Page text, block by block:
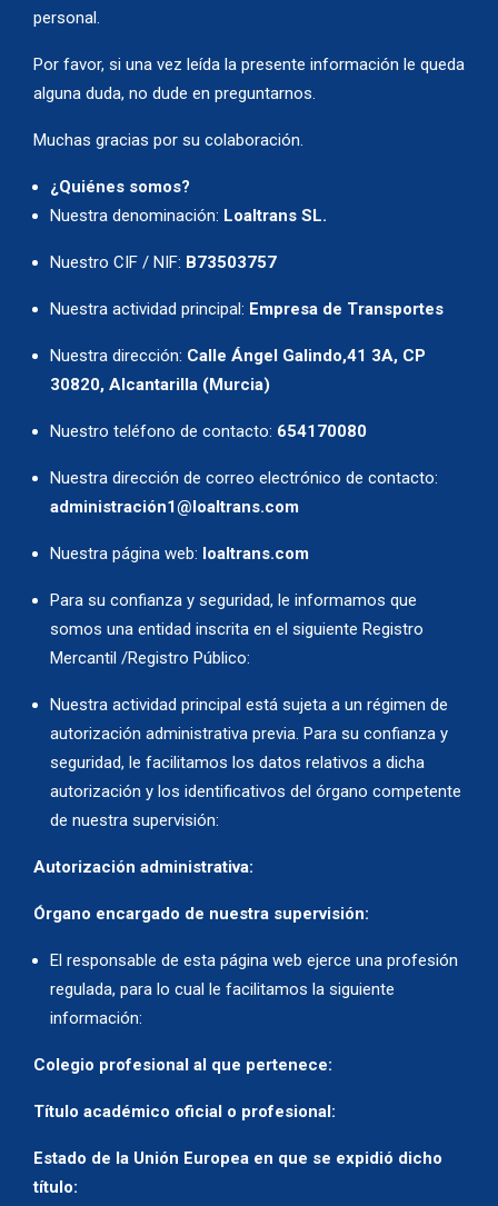
personal.
Por favor, si una vez leída la presente información le queda
alguna duda, no dude en preguntarnos.
Muchas gracias por su colaboración.
¿Quiénes somos?
Nuestra denominación: Loaltrans SL.
Nuestro CIF / NIF: B73503757
Nuestra actividad principal: Empresa de Transportes
Nuestra dirección: Calle Ángel Galindo,41 3A, CP
30820, Alcantarilla (Murcia)
Nuestro teléfono de contacto: 654170080
Nuestra dirección de correo electrónico de contacto:
administración1@loaltrans.com
Nuestra página web: loaltrans.com
Para su confianza y seguridad, le informamos que
somos una entidad inscrita en el siguiente Registro
Mercantil /Registro Público:
Nuestra actividad principal está sujeta a un régimen de
autorización administrativa previa. Para su confianza y
seguridad, le facilitamos los datos relativos a dicha
autorización y los identificativos del órgano competente
de nuestra supervisión:
Autorización administrativa:
Órgano encargado de nuestra supervisión:
El responsable de esta página web ejerce una profesión
regulada, para lo cual le facilitamos la siguiente
información:
Colegio profesional al que pertenece:
Título académico oficial o profesional:
Estado de la Unión Europea en que se expidió dicho
título: